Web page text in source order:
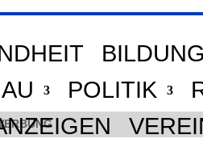
BILDUNG
POLITIK